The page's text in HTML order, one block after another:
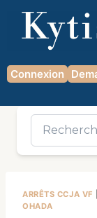
Connexion
ARRÊTS CCJA VF
OHADA